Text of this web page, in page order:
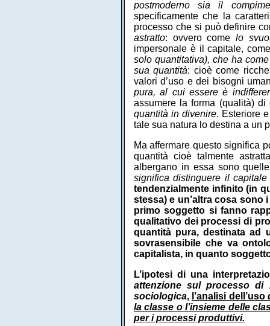
postmoderno sia il
specificamente che la
processo che si può definire
astratto: ovvero come lo
impersonale è il capitale,
solo quantitativa), che ha
sua quantità: cioè come
valori d’uso e dei bisogni
pura, al cui essere è
assumere la forma (qualità)
quantità in divenire. Esteriore
tale sua natura lo destina a un
Ma affermare questo significa
quantità cioè talmente
albergano in essa sono
significa distinguere il
tendenzialmente infinito (in
stessa) e un’altra cosa
primo soggetto si fanno
qualitativo dei processi di
quantità pura, destinata ad
sovrasensibile che va
capitalista, in quanto
L’ipotesi di una
attenzione sul processo di
sociologica, l’analisi dell’uso
la classe o l’insieme delle
per i processi produttivi.